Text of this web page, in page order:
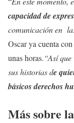
capacidad de
comunicación en
Oscar ya cuenta
unas horas.“Así
sus historias de
básicos derechos
Más sobre